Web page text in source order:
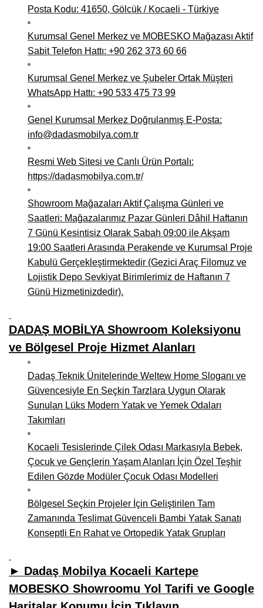
Posta Kodu: 41650, Gölcük / Kocaeli - Türkiye
Kurumsal Genel Merkez ve MOBESKO Mağazası Aktif
Sabit Telefon Hattı: +90 262 373 60 66
Kurumsal Genel Merkez ve Şubeler Ortak Müşteri
WhatsApp Hattı: +90 533 475 73 99
Genel Kurumsal Merkez Doğrulanmış E-Posta:
info@dadasmobilya.com.tr
Resmi Web Sitesi ve Canlı Ürün Portalı:
https://dadasmobilya.com.tr/
Showroom Mağazaları Aktif Çalışma Günleri ve
Saatleri: Mağazalarımız Pazar Günleri Dâhil Haftanın
7 Günü Kesintisiz Olarak Sabah 09:00 ile Akşam
19:00 Saatleri Arasında Perakende ve Kurumsal Proje
Kabulü Gerçekleştirmektedir (Gezici Araç Filomuz ve
Lojistik Depo Sevkiyat Birimlerimiz de Haftanın 7
Günü Hizmetinizdedir).
DADAŞ MOBİLYA Showroom Koleksiyonu
ve Bölgesel Proje Hizmet Alanları
Dadaş Teknik Ünitelerinde Weltew Home Sloganı ve
Güvencesiyle En Seçkin Tarzlara Uygun Olarak
Sunulan Lüks Modern Yatak ve Yemek Odaları
Takımları
Kocaeli Tesislerinde Çilek Odası Markasıyla Bebek,
Çocuk ve Gençlerin Yaşam Alanları İçin Özel Teşhir
Edilen Gözde Modüler Çocuk Odası Modelleri
Bölgesel Seçkin Projeler İçin Geliştirilen Tam
Zamanında Teslimat Güvenceli Bambi Yatak Sanatı
Konseptli En Rahat ve Ortopedik Yatak Grupları
► Dadaş Mobilya Kocaeli Kartepe
MOBESKO Showroomu Yol Tarifi ve Google